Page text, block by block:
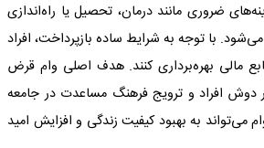
ضروری مانند درمان، تحصیل یا راه‌اندازی
با توجه به شرایط ساده بازپرداخت، افراد
مالی بهره‌برداری کنند. هدف اصلی وام قرض
دوش افراد و ترویج فرهنگ مساعدت در جامعه
می‌تواند به بهبود کیفیت زندگی و افزایش امید